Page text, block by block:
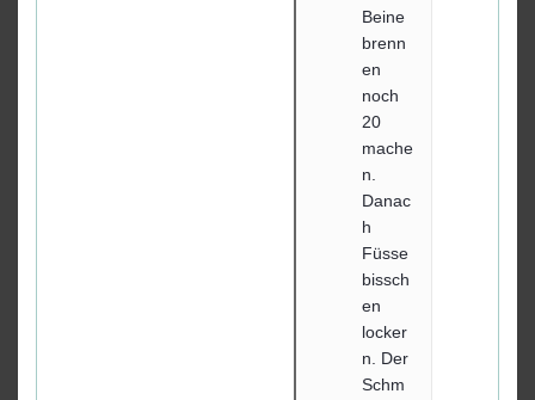
Beine
brenn
en
noch
20
mache
n.
Danac
h
Füsse
bissch
en
locker
n. Der
Schm